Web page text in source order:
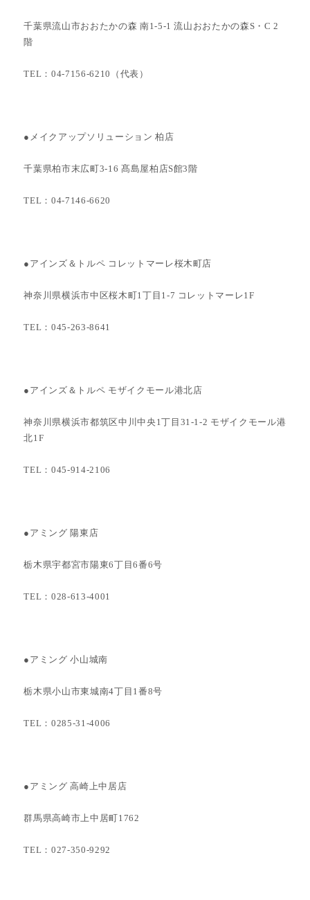
千葉県流山市おおたかの森 南1-5-1 流山おおたかの森S・C 2
階
TEL：04-7156-6210（代表）
●メイクアップソリューション 柏店
千葉県柏市末広町3-16 髙島屋柏店S館3階
TEL：04-7146-6620
●アインズ＆トルペ コレットマーレ桜木町店
神奈川県横浜市中区桜木町1丁目1-7 コレットマーレ1F
TEL：045-263-8641
●アインズ＆トルペ モザイクモール港北店
神奈川県横浜市都筑区中川中央1丁目31-1-2 モザイクモール港
北1F
TEL：045-914-2106
●アミング 陽東店
栃木県宇都宮市陽東6丁目6番6号
TEL：028-613-4001
●アミング 小山城南
栃木県小山市東城南4丁目1番8号
TEL：0285-31-4006
●アミング 高崎上中居店
群馬県高崎市上中居町1762
TEL：027-350-9292